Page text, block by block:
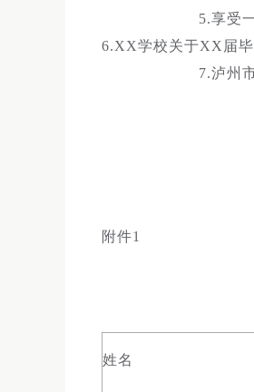
5.享受
6.XX学校关于XX届毕
7.泸州
附件1
姓名